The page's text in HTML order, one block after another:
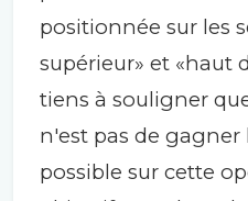
positionnée sur les
supérieur» et «haut
tiens à souligner
n'est pas de
possible sur cette